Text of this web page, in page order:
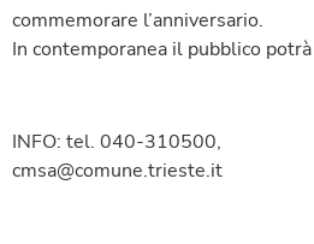
commemorare l’anniversario.
In contemporanea il pubblico
INFO: tel. 040-310500,
cmsa@comune.trieste.it